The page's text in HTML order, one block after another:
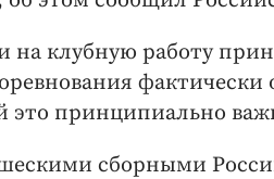
на клубную работу
фактически
это принципиально
сборными